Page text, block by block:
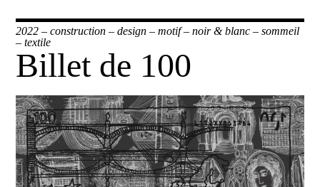
2022 –construction –design –motif–noir & blanc –sommeil
–textile
Billet de 100